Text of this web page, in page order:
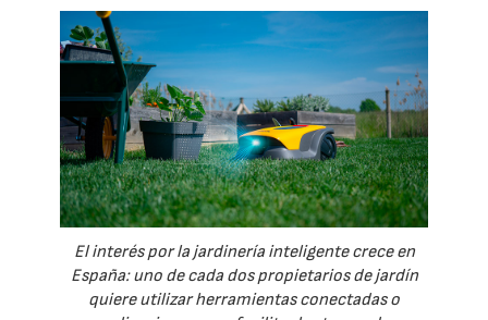
El interés por la jardinería inteligente crece en
España: uno de cada dos propietarios de jardín
quiere utilizar herramientas conectadas o